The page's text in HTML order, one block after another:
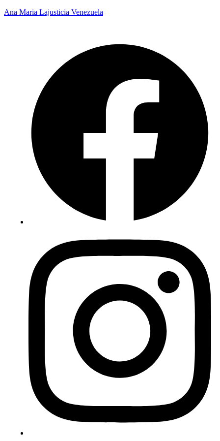
Ana Maria Lajusticia Venezuela